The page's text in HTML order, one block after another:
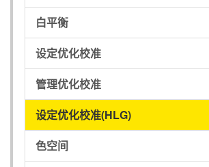
白平衡
设定优化校准
管理优化校准
设定优化校准(HLG)
色空间